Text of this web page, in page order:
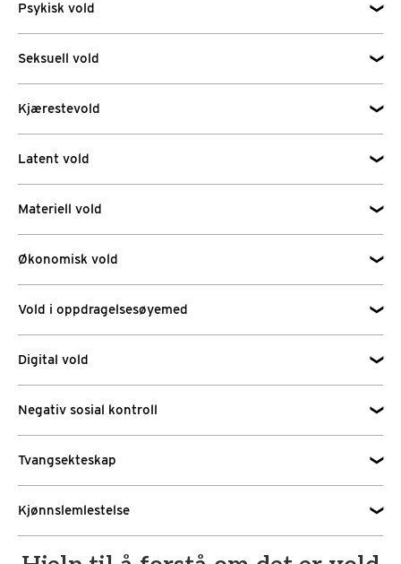
Psykisk vold
Seksuell vold
Kjærestevold
Latent vold
Materiell vold
Økonomisk vold
Vold i oppdragelsesøyemed
Digital vold
Negativ sosial kontroll
Tvangsekteskap
Kjønnslemlestelse